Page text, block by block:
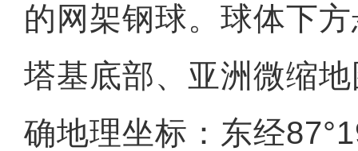
的网架钢球。球体下
塔基底部、亚洲微缩地
确地理坐标：东经